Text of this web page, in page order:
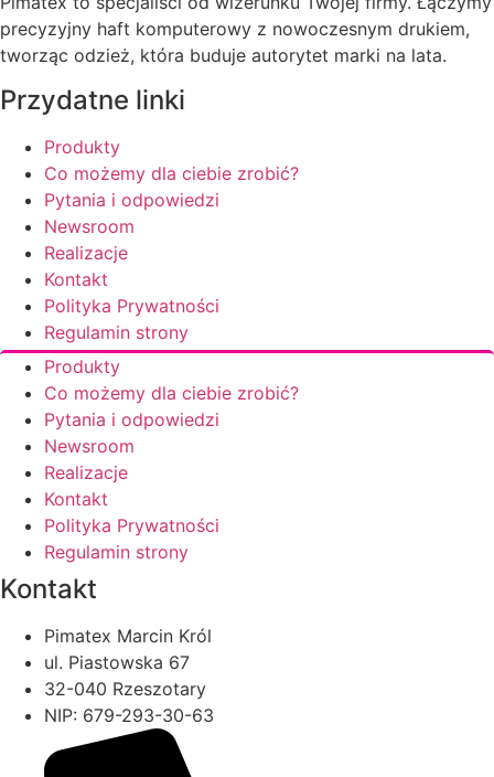
precyzyjny haft komputerowy z nowoczesnym drukiem,
tworząc odzież, która buduje autorytet marki na lata.
Przydatne linki
Produkty
Co możemy dla ciebie zrobić?
Pytania i odpowiedzi
Newsroom
Realizacje
Kontakt
Polityka Prywatności
Regulamin strony
Produkty
Co możemy dla ciebie zrobić?
Pytania i odpowiedzi
Newsroom
Realizacje
Kontakt
Polityka Prywatności
Regulamin strony
Kontakt
Pimatex Marcin Król
ul. Piastowska 67
32-040 Rzeszotary
NIP: 679-293-30-63